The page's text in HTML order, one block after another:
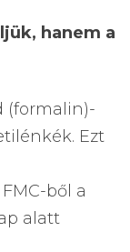
hanem a
(formalin)-
Ezt
ből a
alatt